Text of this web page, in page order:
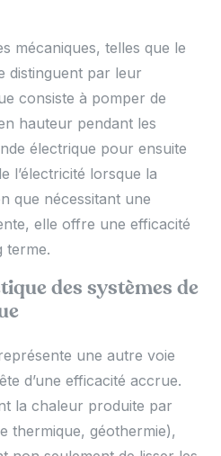
mécaniques, telles que le
distinguent par leur
consiste à pomper de
hauteur pendant les
électrique pour ensuite
l’électricité lorsque la
que nécessitant une
elle offre une efficacité
terme.
des systèmes de
une autre voie
d’une efficacité accrue.
la chaleur produite par
thermique, géothermie),